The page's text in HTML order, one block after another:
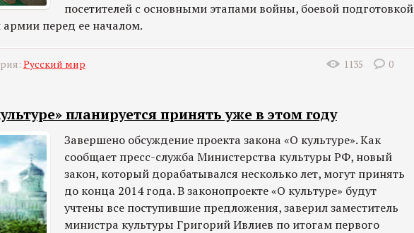
посетителей с основными этапами войны, боевой подготовкой
перед ее началом.
Русский мир 1135 0
планируется принять уже в этом году
Завершено обсуждение проекта закона «О культуре». Как
сообщает пресс-служба Министерства культуры РФ, новый
закон, который дорабатывался несколько лет, могут принять
до конца 2014 года. В законопроекте «О культуре» будут
учтены все поступившие предложения, заверил заместитель
министра культуры Григорий Ивлиев по итогам первого